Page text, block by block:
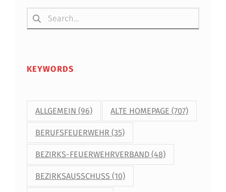
Suchen nach:
KEYWORDS
ALLGEMEIN (96) ALTE HOMEPAGE (707)
BERUFSFEUERWEHR (35)
BEZIRKS-FEUERWEHRVERBAND(48)
BEZIRKSAUSSCHUSS (10)